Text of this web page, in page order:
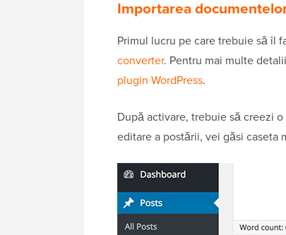
Importarea
Primul lucru pe care trebuie să îl
converter. Pentru mai multe
plugin WordPress.
După activare, trebuie să creezi
editare a postării, vei găsi caseta